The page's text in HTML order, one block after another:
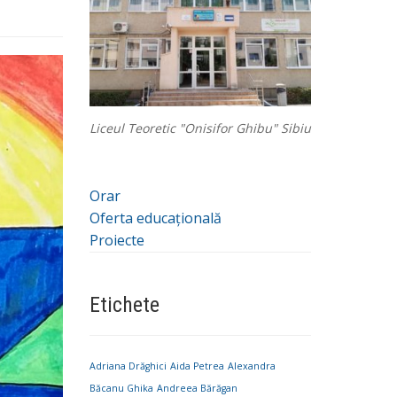
Liceul Teoretic "Onisifor Ghibu" Sibiu
Orar
Oferta educațională
Proiecte
Etichete
Adriana Drăghici Aida Petrea Alexandra
Băcanu Ghika Andreea Bărăgan